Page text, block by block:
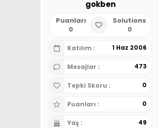
gokben
Puanları
0
Solutions
0
Katılım 1 Haz 2006
Mesajlar 473
Tepki Skoru 0
Puanları 0
Yaş 49